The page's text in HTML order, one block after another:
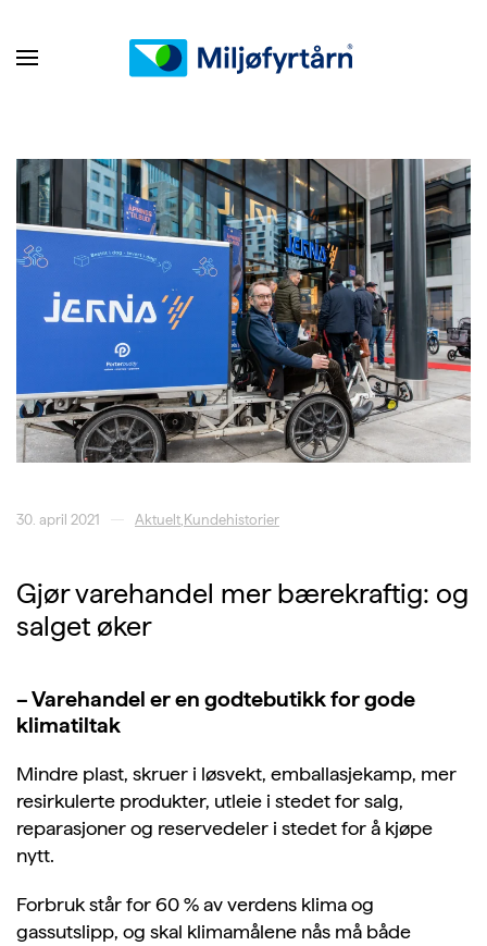
30. april 2021 Aktuelt, Kundehistorier
Gjør varehandel mer bærekraftig: og
salget øker
– Varehandel er en godtebutikk for gode
klimatiltak
Mindre plast, skruer i løsvekt, emballasjekamp, mer
resirkulerte produkter, utleie i stedet for salg,
reparasjoner og reservedeler i stedet for å kjøpe
nytt.
Forbruk står for 60 % av verdens klima og
gassutslipp, og skal klimamålene nås må både